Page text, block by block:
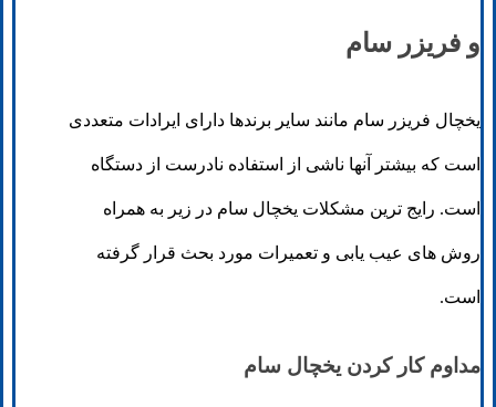
و فریزر سام
یخچال فریزر سام مانند سایر برندها دارای ایرادات متعددی
است که بیشتر آنها ناشی از استفاده نادرست از دستگاه
است. رایج ترین مشکلات یخچال سام در زیر به همراه
روش های عیب یابی و تعمیرات مورد بحث قرار گرفته
است.
مداوم کار کردن یخچال سام